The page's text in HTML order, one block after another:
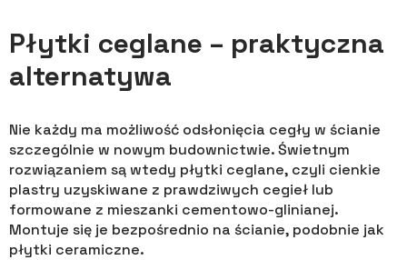
Płytki ceglane – praktyczna
alternatywa
Nie każdy ma możliwość odsłonięcia cegły w ścianie
szczególnie w nowym budownictwie. Świetnym
rozwiązaniem są wtedy płytki ceglane, czyli cienkie
plastry uzyskiwane z prawdziwych cegieł lub
formowane z mieszanki cementowo-glinianej.
Montuje się je bezpośrednio na ścianie, podobnie jak
płytki ceramiczne.